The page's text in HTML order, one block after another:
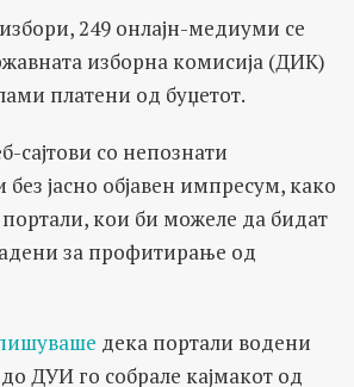
249 онлајн-медиуми се
изборна комисија (ДИК)
платени од буџетот.
сајтови со непознати
јасно објавен импресум, како
кои би можеле да бидат
за профитирање од
дека портали водени
ДУИ го собрале кајмакот од